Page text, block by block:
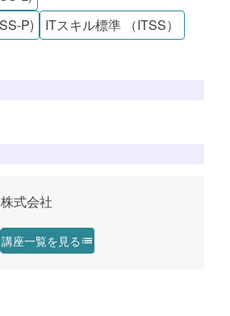
P)
ITスキル標準 （ITSS）
式会社
講座一覧を見る